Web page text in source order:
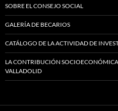
SOBRE EL CONSEJO SOCIAL
GALERÍA DE BECARIOS
CATÁLOGO DE LA ACTIVIDAD DE
LA CONTRIBUCIÓN
VALLADOLID